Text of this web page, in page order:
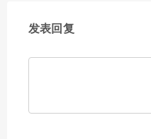
发表回复